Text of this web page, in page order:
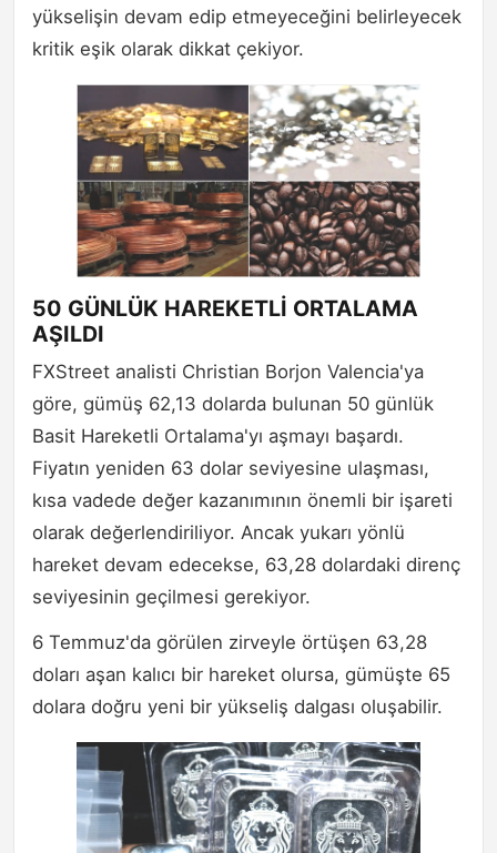
yükselişin devam edip etmeyeceğini belirleyecek
kritik eşik olarak dikkat çekiyor.
50 GÜNLÜK HAREKETLİ ORTALAMA
AŞILDI
FXStreet analisti Christian Borjon Valencia'ya
göre, gümüş 62,13 dolarda bulunan 50 günlük
Basit Hareketli Ortalama'yı aşmayı başardı.
Fiyatın yeniden 63 dolar seviyesine ulaşması,
kısa vadede değer kazanımının önemli bir işareti
olarak değerlendiriliyor. Ancak yukarı yönlü
hareket devam edecekse, 63,28 dolardaki direnç
seviyesinin geçilmesi gerekiyor.
6 Temmuz'da görülen zirveyle örtüşen 63,28
doları aşan kalıcı bir hareket olursa, gümüşte 65
dolara doğru yeni bir yükseliş dalgası oluşabilir.